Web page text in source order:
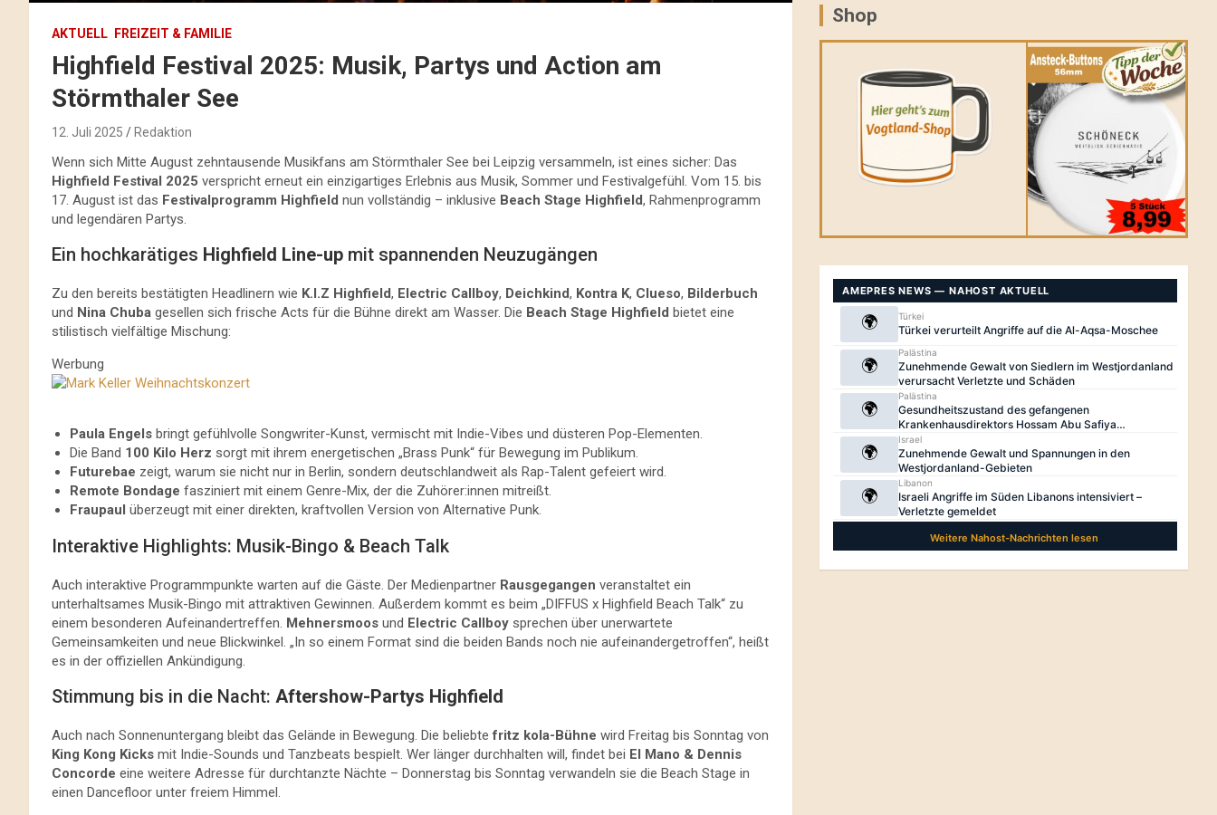
AKTUELL FREIZEIT & FAMILIE
Highfield Festival 2025: Musik, Partys und Action am
Störmthaler See
12. Juli 2025 Redaktion
Wenn sich Mitte August zehntausende Musikfans am Störmthaler See bei Leipzig versammeln, ist eines sicher: Das
Highfield Festival 2025 verspricht erneut ein einzigartiges Erlebnis aus Musik, Sommer und Festivalgefühl. Vom 15. bis
17. August ist das Festivalprogramm Highfield nun vollständig – inklusive Beach Stage Highfield, Rahmenprogramm
und legendären Partys.
Ein hochkarätiges Highfield Line-up mit spannenden Neuzugängen
Zu den bereits bestätigten Headlinern wie K.I.Z Highfield, Electric Callboy, Deichkind, Kontra K, Clueso, Bilderbuch
und Nina Chuba gesellen sich frische Acts für die Bühne direkt am Wasser. Die Beach Stage Highfield bietet eine
stilistisch vielfältige Mischung:
Werbung
Paula Engels bringt gefühlvolle Songwriter-Kunst, vermischt mit Indie-Vibes und düsteren Pop-Elementen.
Die Band 100 Kilo Herz sorgt mit ihrem energetischen „Brass Punk“ für Bewegung im Publikum.
Futurebae zeigt, warum sie nicht nur in Berlin, sondern deutschlandweit als Rap-Talent gefeiert wird.
Remote Bondage fasziniert mit einem Genre-Mix, der die Zuhörer:innen mitreißt.
Fraupaul überzeugt mit einer direkten, kraftvollen Version von Alternative Punk.
Interaktive Highlights: Musik-Bingo & Beach Talk
Auch interaktive Programmpunkte warten auf die Gäste. Der Medienpartner Rausgegangen veranstaltet ein
unterhaltsames Musik-Bingo mit attraktiven Gewinnen. Außerdem kommt es beim „DIFFUS x Highfield Beach Talk“ zu
einem besonderen Aufeinandertreffen. Mehnersmoos und Electric Callboy sprechen über unerwartete
Gemeinsamkeiten und neue Blickwinkel. „In so einem Format sind die beiden Bands noch nie aufeinandergetroffen“, heißt
es in der offiziellen Ankündigung.
Stimmung bis in die Nacht: Aftershow-Partys Highfield
Auch nach Sonnenuntergang bleibt das Gelände in Bewegung. Die beliebtefritz kola-Bühne wird Freitag bis Sonntag von
King Kong Kicks mit Indie-Sounds und Tanzbeats bespielt. Wer länger durchhalten will, findet bei El Mano & Dennis
Concorde eine weitere Adresse für durchtanzte Nächte – Donnerstag bis Sonntag verwandeln sie die Beach Stage in
einen Dancefloor unter freiem Himmel.
Shop